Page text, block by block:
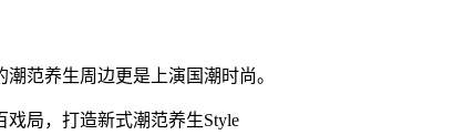
范养生周边更是上演国潮时尚。